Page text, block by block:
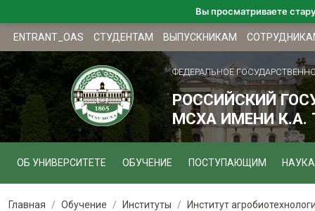
ENTRANT_OAS СТУДЕНТАМ ВЫПУСКНИКАМ
ФЕДЕРАЛЬНОЕ
РОССИЙСКИЙ
МСХА ИМЕНИ К.А.
ОБ УНИВЕРСИТЕТЕ ОБУЧЕНИЕ ПОСТУПАЮЩИМ
Главная Обучение Институты Институт
Вы просматриваете